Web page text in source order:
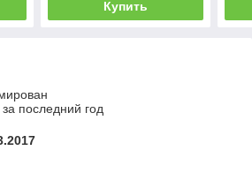
Купить
последний год